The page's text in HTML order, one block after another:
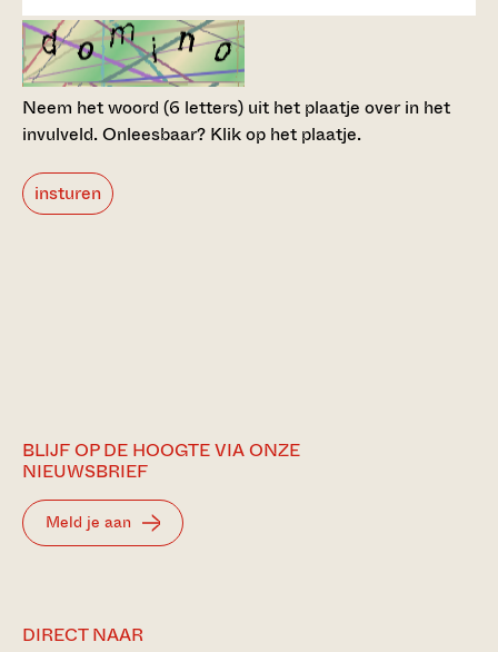
Neem het woord (6 letters) uit het plaatje over in het
invulveld.Onleesbaar? Klik op het plaatje.
insturen
BLIJF OP DE HOOGTE VIA ONZE
NIEUWSBRIEF
Meld je aan
DIRECT NAAR